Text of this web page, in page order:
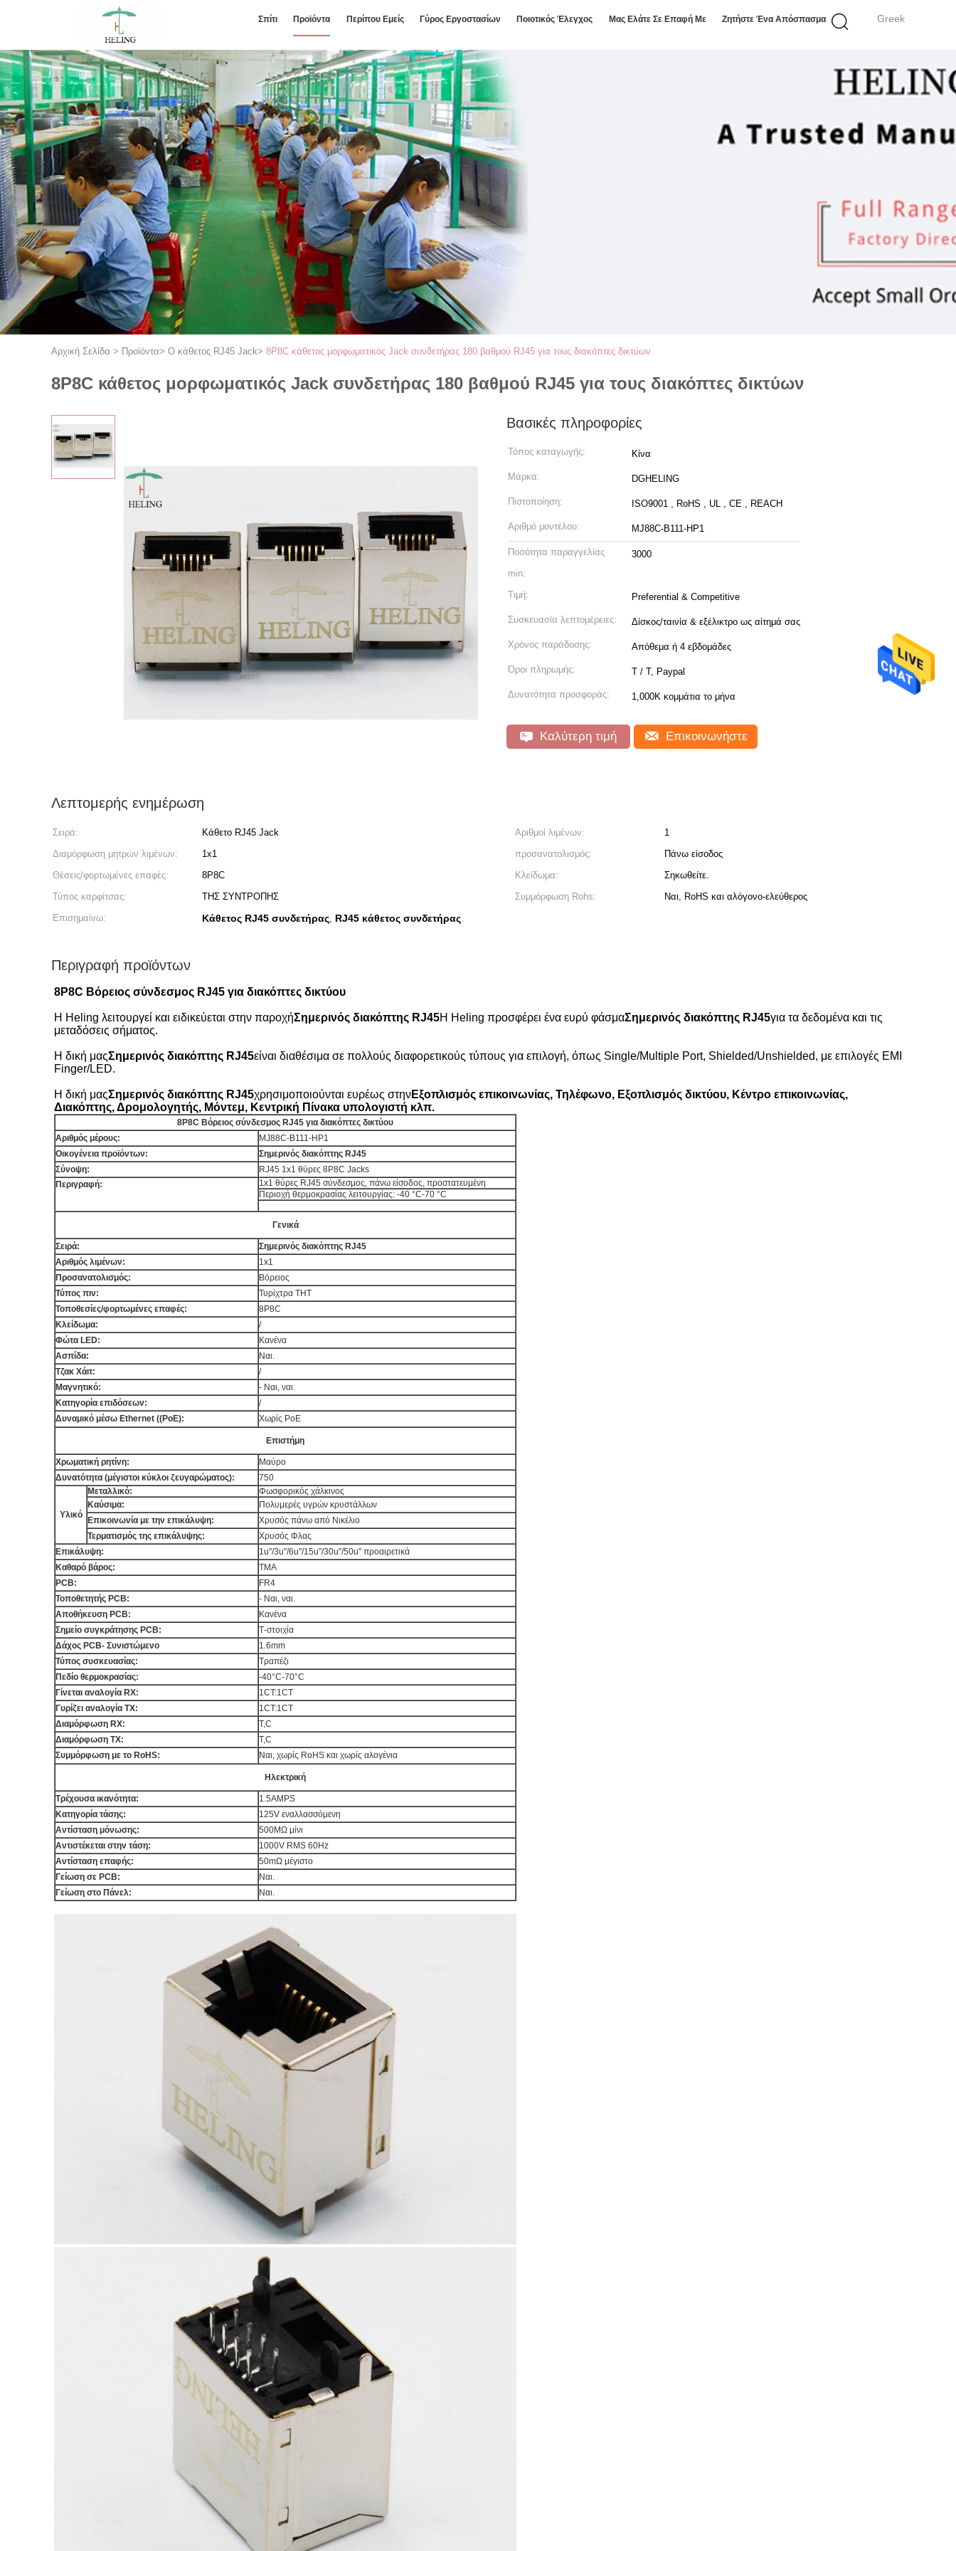
Greek
Σπίτι Προϊόντα Περίπου Εμείς Γύρος Εργοστασίων Ποιοτικός Έλεγχος Μας Ελάτε Σε Επαφή Με Ζητήστε Ένα Απόσπασμα
Αρχική Σελίδα > Προϊόντα> Ο κάθετος RJ45 Jack> 8P8C κάθετος μορφωματικός Jack συνδετήρας 180 βαθμού RJ45 για τους διακόπτες δικτύων
8P8C κάθετος μορφωματικός Jack συνδετήρας 180 βαθμού RJ45 για τους διακόπτες δικτύων
Βασικές πληροφορίες
Τόπος καταγωγής: Κίνα
Μάρκα: DGHELING
Πιστοποίηση: ISO9001 , RoHS , UL , CE , REACH
Αριθμό μοντέλου: MJ88C-Β111-ΗΡ1
Ποσότητα παραγγελίας
min:
3000
Τιμή: Preferential & Competitive
Συσκευασία λεπτομέρειες: Δίσκος/ταινία & εξέλικτρο ως αίτημά σας
Χρόνος παράδοσης: Απόθεμα ή 4 εβδομάδες
Όροι πληρωμής: T / Τ, Paypal
Δυνατότητα προσφοράς: 1,000K κομμάτια το μήνα
Καλύτερη τιμή Επικοινωνήστε
Λεπτομερής ενημέρωση
Σειρά: Κάθετο RJ45 Jack Αριθμοί λιμένων:
1
Διαμόρφωση μητρών λιμένων:
1x1 προσανατολισμός:
Πάνω είσοδος
Θέσεις/φορτωμένες επαφές:
8P8C Κλείδωμα:
Σηκωθείτε.
Τύπος καρφίτσας:
ΤΗΣ ΣΥΝΤΡΟΠΗΣ Συμμόρφωση Rohs:
Ναι, RoHS και αλόγονο-ελεύθερος
Επισημαίνω:
Κάθετος RJ45 συνδετήρας, RJ45 κάθετος συνδετήρας
Περιγραφή προϊόντων
8P8C Βόρειος σύνδεσμος RJ45 για διακόπτες δικτύου
Η Heling λειτουργεί και ειδικεύεται στην παροχήΣημερινός διακόπτης RJ45Η Heling προσφέρει ένα ευρύ φάσμαΣημερινός διακόπτης RJ45για τα δεδομένα και τις
μεταδόσεις σήματος.
Η δική μαςΣημερινός διακόπτης RJ45είναι διαθέσιμα σε πολλούς διαφορετικούς τύπους για επιλογή, όπως Single/Multiple Port, Shielded/Unshielded, με επιλογές EMI
Finger/LED.
Η δική μαςΣημερινός διακόπτης RJ45χρησιμοποιούνται ευρέως στηνΕξοπλισμός επικοινωνίας, Τηλέφωνο, Εξοπλισμός δικτύου, Κέντρο επικοινωνίας,
Διακόπτης, Δρομολογητής, Μόντεμ, Κεντρική Πίνακα υπολογιστή κλπ.
8P8C Βόρειος σύνδεσμος RJ45 για διακόπτες δικτύου
Αριθμός μέρους:
MJ88C-B111-HP1
Οικογένεια προϊόντων:
Σημερινός διακόπτης RJ45
Σύνοψη:
RJ45 1x1 θύρες 8P8C Jacks
Περιγραφή:
1x1 θύρες RJ45 σύνδεσμος, πάνω είσοδος, προστατευμένη
Περιοχή θερμοκρασίας λειτουργίας: -40 °C-70 °C
Γενικά
Σειρά:
Σημερινός διακόπτης RJ45
Αριθμός λιμένων:
1x1
Προσανατολισμός:
Βόρειος
Τύπος πιν:
Τυρίχτρα THT
Τοποθεσίες/φορτωμένες επαφές:
8P8C
Κλείδωμα:
/
Φώτα LED:
Κανένα
Ασπίδα:
Ναι.
Τζακ Χάιτ:
/
Μαγνητικό:
- Ναι, ναι.
Κατηγορία επιδόσεων:
/
Δυναμικό μέσω Ethernet ((PoE):
Χωρίς PoE
Επιστήμη
Χρωματική ρητίνη:
Μαύρο
Δυνατότητα (μέγιστοι κύκλοι ζευγαρώματος):
750
Υλικό
Μεταλλικό:
Φωσφορικός χάλκινος
Καύσιμα:
Πολυμερές υγρών κρυστάλλων
Επικοινωνία με την επικάλυψη:
Χρυσός πάνω από Νικέλιο
Τερματισμός της επικάλυψης:
Χρυσός Φλας
Επικάλυψη:
1u"/3u"/6u"/15u"/30u"/50u" προαιρετικά
Καθαρό βάρος:
ΤΜΑ
PCB:
FR4
Τοποθετητής PCB:
- Ναι, ναι.
Αποθήκευση PCB:
Κανένα
Σημείο συγκράτησης PCB:
Τ-στοιχία
Δάχος PCB- Συνιστώμενο
1.6mm
Τύπος συσκευασίας:
Τραπέζι
Πεδίο θερμοκρασίας:
-40°C-70°C
Γίνεται αναλογία RX:
1CT:1CT
Γυρίζει αναλογία TX:
1CT:1CT
Διαμόρφωση RX:
T,C
Διαμόρφωση TX:
T,C
Συμμόρφωση με το RoHS:
Ναι, χωρίς RoHS και χωρίς αλογένια
Ηλεκτρική
Τρέχουσα ικανότητα:
1.5AMPS
Κατηγορία τάσης:
125V εναλλασσόμενη
Αντίσταση μόνωσης:
500MΩ μίνι
Αντιστέκεται στην τάση:
1000V RMS 60Hz
Αντίσταση επαφής:
50mΩ μέγιστο
Γείωση σε PCB:
Ναι.
Γείωση στο Πάνελ:
Ναι.